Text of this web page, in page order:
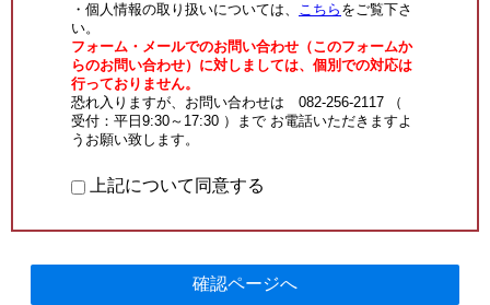
・個人情報の取り扱いについては、 こちら をご覧下さ
い。
フォーム・メールでのお問い合わせ（このフォームか
らのお問い合わせ）に対しましては、個別での対応は
行っておりません。
恐れ入りますが、お問い合わせは 082-256-2117 （
受付：平日9:30～17:30 ）まで お電話いただきますよ
うお願い致します。
上記について同意する
確認ページへ